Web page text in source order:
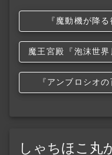
『魔動機が降
魔王宮殿 『泡沫世界
『アンブロシオ
しゃちほこ丸